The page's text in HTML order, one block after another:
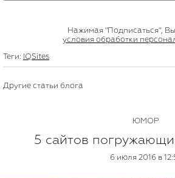
Нажимая "Подписаться",
условия обработки
Теги: IQSites
Другие статьи блога
ЮМОР
5 сайтов
6 июля 2016 в